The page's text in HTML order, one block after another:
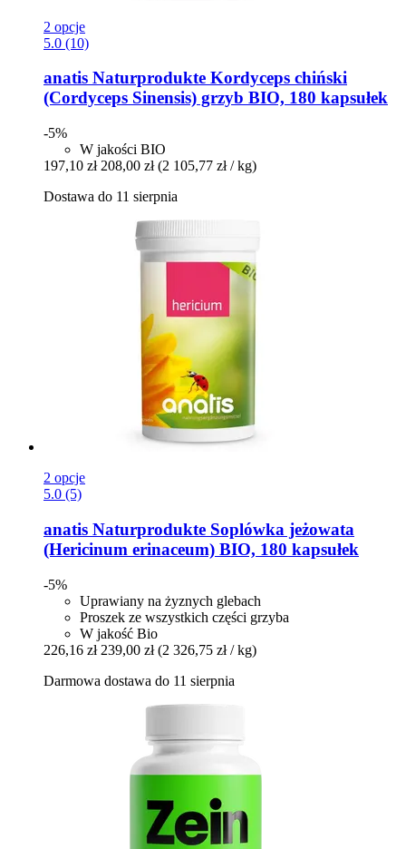
2 opcje
5.0 (10)
anatis Naturprodukte Kordyceps chiński
(Cordyceps Sinensis) grzyb BIO, 180 kapsułek
-5%
W jakości BIO
197,10 zł 208,00 zł (2 105,77 zł / kg)
Dostawa do 11 sierpnia
2 opcje
5.0 (5)
anatis Naturprodukte Soplówka jeżowata
(Hericinum erinaceum) BIO, 180 kapsułek
-5%
Uprawiany na żyznych glebach
Proszek ze wszystkich części grzyba
W jakość Bio
226,16 zł 239,00 zł (2 326,75 zł / kg)
Darmowa dostawa do 11 sierpnia